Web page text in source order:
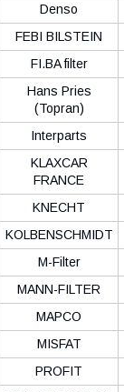
Denso
FEBI BILSTEIN
FI.BA filter
Hans Pries
(Topran)
Interparts
KLAXCAR
FRANCE
KNECHT
KOLBENSCHMIDT
M-Filter
MANN-FILTER
MAPCO
MISFAT
PROFIT